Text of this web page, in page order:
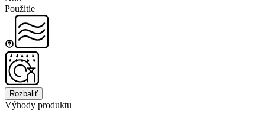
Použitie
Rozbaliť
Výhody produktu